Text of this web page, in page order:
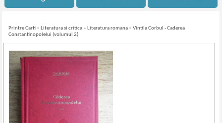
Printre Carti » Literatura si critica » Literatura romana »Vintila Corbul - Caderea
Constantinopolelui (volumul 2)